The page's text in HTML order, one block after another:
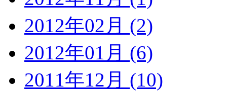
2012年02月 (2)
2012年01月 (6)
2011年12月 (10)